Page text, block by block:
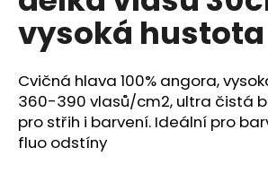
vysoká hustota
Cvičná hlava 100% angora,
360-390 vlasů/cm2, ultra čistá
pro střih i barvení. Ideální pro
fluo odstíny
u
j
m
e
BODY